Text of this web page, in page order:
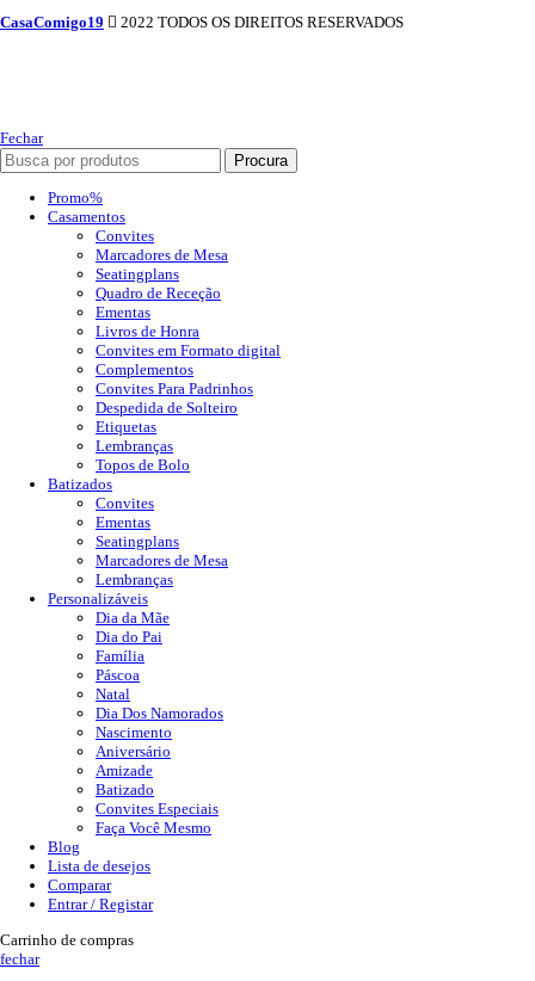
CasaComigo19 2022 TODOS OS DIREITOS RESERVADOS
Fechar
Procura
Promo%
Casamentos
Convites
Marcadores de Mesa
Seatingplans
Quadro de Receção
Ementas
Livros de Honra
Convites em Formato digital
Complementos
Convites Para Padrinhos
Despedida de Solteiro
Etiquetas
Lembranças
Topos de Bolo
Batizados
Convites
Ementas
Seatingplans
Marcadores de Mesa
Lembranças
Personalizáveis
Dia da Mãe
Dia do Pai
Família
Páscoa
Natal
Dia Dos Namorados
Nascimento
Aniversário
Amizade
Batizado
Convites Especiais
Faça Você Mesmo
Blog
Lista de desejos
Comparar
Entrar / Registar
Carrinho de compras
fechar